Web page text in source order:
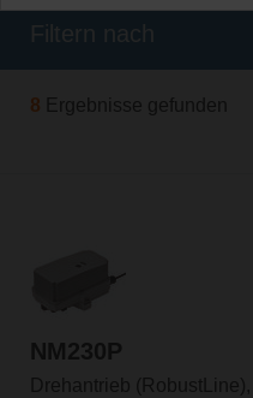
8 Ergebnisse gefunden
NM230P
Drehantrieb